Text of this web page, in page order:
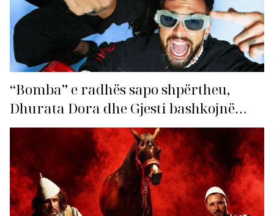
“Bomba” e radhës sapo shpërtheu,
Dhurata Dora dhe Gjesti bashkojnë
fuqitë me “Gasolina”!